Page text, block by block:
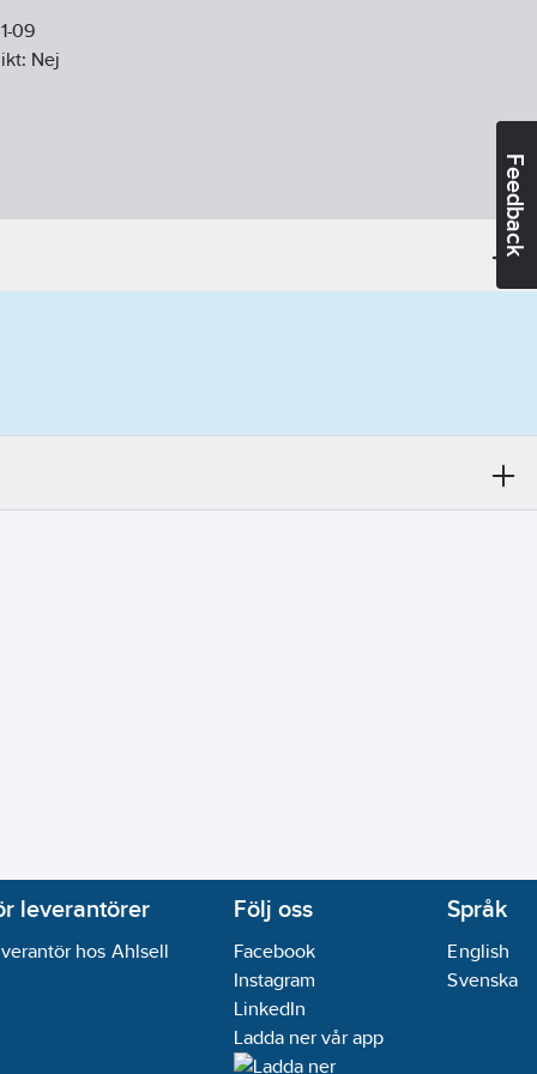
Feedback
09
Nej
leverantörer
hos Ahlsell
Följ oss
Facebook
Instagram
LinkedIn
Ladda ner vår app
Språk
English
Svenska